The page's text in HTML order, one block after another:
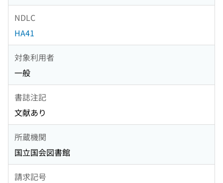
NDLC
HA41
対象利用者
一般
書誌注記
文献あり
所蔵機関
国立国会図書館
請求記号